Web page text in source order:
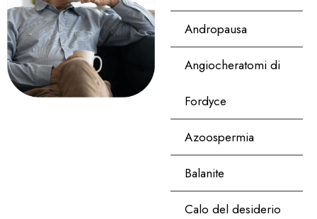
Andropausa
Angiocheratomi di
Fordyce
Azoospermia
Balanite
Calo del desiderio